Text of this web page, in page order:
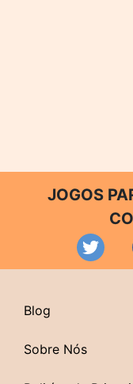
JOGOS
Blog
Sobre Nós